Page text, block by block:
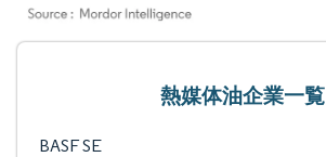
熱媒体油企業一覧
BASF SE